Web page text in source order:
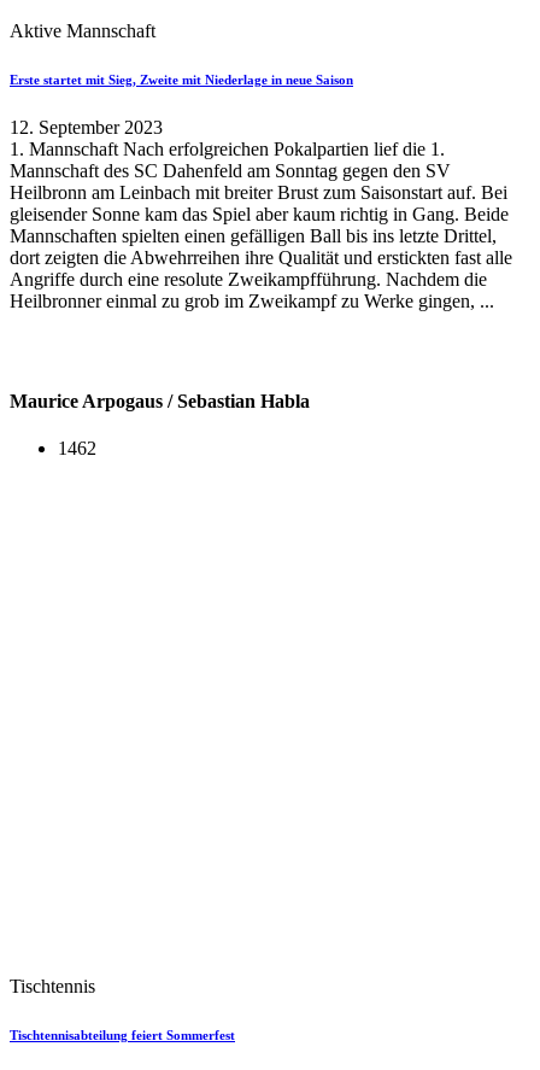
Aktive Mannschaft
Erste startet mit Sieg, Zweite mit Niederlage in neue Saison
12. September 2023
1. Mannschaft Nach erfolgreichen Pokalpartien lief die 1.
Mannschaft des SC Dahenfeld am Sonntag gegen den SV
Heilbronn am Leinbach mit breiter Brust zum Saisonstart auf. Bei
gleisender Sonne kam das Spiel aber kaum richtig in Gang. Beide
Mannschaften spielten einen gefälligen Ball bis ins letzte Drittel,
dort zeigten die Abwehrreihen ihre Qualität und erstickten fast alle
Angriffe durch eine resolute Zweikampfführung. Nachdem die
Heilbronner einmal zu grob im Zweikampf zu Werke gingen, ...
Maurice Arpogaus / Sebastian Habla
1462
Tischtennis
Tischtennisabteilung feiert Sommerfest